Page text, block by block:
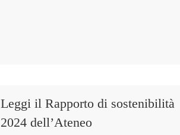
Leggi il Rapporto di sostenibilità
2024 dell’Ateneo